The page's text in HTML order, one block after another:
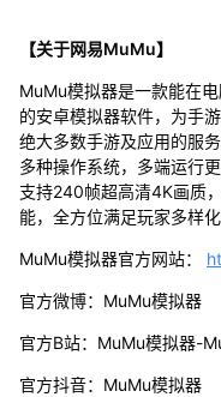
【关于网易MuMu】
MuMu模拟器是一款能在
的安卓模拟器软件，为手
绝大多数手游及应用的服
多种操作系统，多端运行
支持240帧超高清4K画质
能，全方位满足玩家多样化
MuMu模拟器官方网站：
官方微博：MuMu模拟器
官方B站：MuMu模拟器-
官方抖音：MuMu模拟器